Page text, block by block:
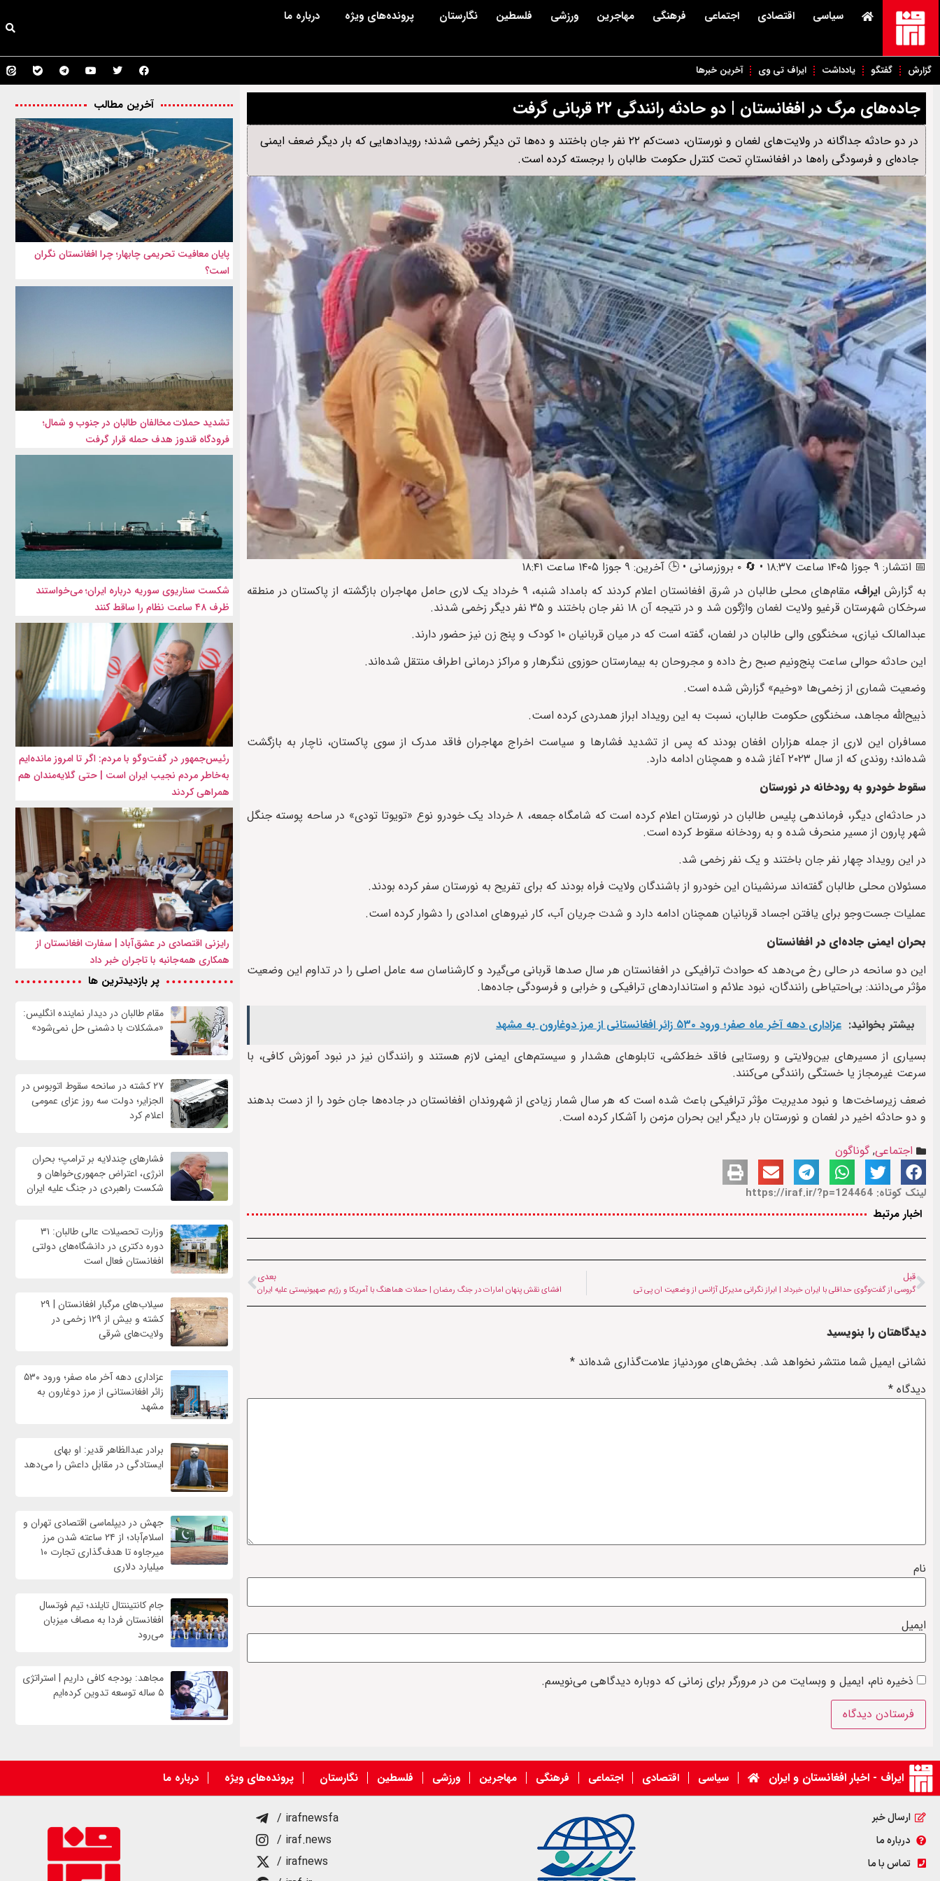
سیاسی اقتصادی اجتماعی فرهنگی مهاجرین ورزشی فلسطین نگارستان پرونده‌های ویژه درباره ما
گزارش گفتگو یادداشت ایراف تی وی آخرین خبرها
جاده‌های مرگ در افغانستان | دو حادثه رانندگی ۲۲ قربانی گرفت
در دو حادثه جداگانه در ولایت‌های لغمان و نورستان، دست‌کم ۲۲ نفر جان باختند و ده‌ها تن دیگر زخمی شدند؛ رویدادهایی که بار دیگر ضعف ایمنی
جاده‌ای و فرسودگی راه‌ها در افغانستانِ تحت کنترل حکومت طالبان را برجسته کرده است.
📅 انتشار: ۹ جوزا ۱۴۰۵ ساعت ۱۸:۳۷ • 🔄 ۰ بروزرسانی • 🕒 آخرین: ۹ جوزا ۱۴۰۵ ساعت ۱۸:۴۱
به گزارشایراف،
مقام‌های محلی طالبان در شرق افغانستان اعلام کردند که بامداد شنبه، ۹ خرداد یک لاری حامل مهاجران بازگشته از پاکستان در منطقه
سرخکان شهرستان قرغیو ولایت لغمان واژگون شد و در نتیجه آن ۱۸ نفر جان باختند و ۳۵ نفر دیگر زخمی شدند.
عبدالمالک نیازی، سخنگوی والی طالبان در لغمان، گفته است که در میان قربانیان ۱۰ کودک و پنج زن نیز حضور دارند.
این حادثه حوالی ساعت پنج‌ونیم صبح رخ داده و مجروحان به بیمارستان حوزوی ننگرهار و مراکز درمانی اطراف منتقل شده‌اند.
وضعیت شماری از زخمی‌ها «وخیم» گزارش شده است.
ذبیح‌الله مجاهد، سخنگوی حکومت طالبان، نسبت به این رویداد ابراز همدردی کرده است.
مسافران این لاری از جمله هزاران افغان بودند که پس از تشدید فشارها و سیاست اخراج مهاجران فاقد مدرک از سوی پاکستان، ناچار به بازگشت
شده‌اند؛ روندی که از سال ۲۰۲۳ آغاز شده و همچنان ادامه دارد.
سقوط خودرو به رودخانه در نورستان
در حادثه‌ای دیگر، فرماندهی پلیس طالبان در نورستان اعلام کرده است که شامگاه جمعه، ۸ خرداد یک خودرو نوع «تویوتا تودی» در ساحه پوسته جنگل
شهر پارون از مسیر منحرف شده و به رودخانه سقوط کرده است.
در این رویداد چهار نفر جان باختند و یک نفر زخمی شد.
مسئولان محلی طالبان گفته‌اند سرنشینان این خودرو از باشندگان ولایت فراه بودند که برای تفریح به نورستان سفر کرده بودند.
عملیات جست‌وجو برای یافتن اجساد قربانیان همچنان ادامه دارد و شدت جریان آب، کار نیروهای امدادی را دشوار کرده است.
بحران ایمنی جاده‌ای در افغانستان
این دو سانحه در حالی رخ می‌دهد که حوادث ترافیکی در افغانستان هر سال صدها قربانی می‌گیرد و کارشناسان سه عامل اصلی را در تداوم این وضعیت
مؤثر می‌دانند: بی‌احتیاطی رانندگان، نبود علائم و استانداردهای ترافیکی و خرابی و فرسودگی جاده‌ها.
بیشتر بخوانید: عزاداری دهه آخر ماه صفر؛ ورود ۵۳۰ زائر افغانستانی از مرز دوغارون به مشهد
بسیاری از مسیرهای بین‌ولایتی و روستایی فاقد خط‌کشی، تابلوهای هشدار و سیستم‌های ایمنی لازم هستند و رانندگان نیز در نبود آموزش کافی، با
سرعت غیرمجاز یا خستگی رانندگی می‌کنند.
ضعف زیرساخت‌ها و نبود مدیریت مؤثر ترافیکی باعث شده است که هر سال شمار زیادی از شهروندان افغانستان در جاده‌ها جان خود را از دست بدهند
و دو حادثه اخیر در لغمان و نورستان بار دیگر این بحران مزمن را آشکار کرده است.
اجتماعی,گوناگون
لینک کوتاه: https://iraf.ir/?p=124464
اخبار مرتبط
قبل
گروسی از گفت‌وگوی حداقلی با ایران خبرداد | ابراز نگرانی مدیرکل آژانس از وضعیت ان پی تی
بعدی
افشای نقش پنهان امارات در جنگ رمضان | حملات هماهنگ با آمریکا و رژیم صهیونیستی علیه ایران
دیدگاهتان را بنویسید
نشانی ایمیل شما منتشر نخواهد شد. بخش‌های موردنیاز علامت‌گذاری شده‌اند *
دیدگاه *
نام
ایمیل
ذخیره نام، ایمیل و وبسایت من در مرورگر برای زمانی که دوباره دیدگاهی می‌نویسم.
آخرین مطالب
پایان معافیت تحریمی‌ چابهار؛ چرا افغانستان نگران
است؟
تشدید حملات مخالفان طالبان در جنوب و شمال؛
فرودگاه قندوز هدف حمله قرار گرفت
شکست سناریوی سوریه درباره ایران؛ می‌خواستند
ظرف ۴۸ ساعت نظام را ساقط کنند
رئیس‌جمهور در گفت‌وگو با مردم: اگر تا امروز مانده‌ایم
به‌خاطر مردم نجیب ایران است | حتی گلایه‌مندان هم
همراهی کردند
رایزنی اقتصادی در عشق‌آباد | سفارت افغانستان از
همکاری همه‌جانبه با تاجران خبر داد
پر بازدیدترین ها
مقام طالبان در دیدار نماینده انگلیس:
«مشکلات با دشمنی حل نمی‌شود»
۲۷ کشته در سانحه سقوط اتوبوس در
الجزایر؛ دولت سه روز عزای عمومی
اعلام کرد
فشارهای چندلایه بر ترامپ؛ بحران
انرژی، اعتراض جمهوری‌خواهان و
شکست راهبردی در جنگ علیه ایران
وزارت تحصیلات عالی طالبان: ۳۱
دوره دکتری در دانشگاه‌های دولتی
افغانستان فعال است
سیلاب‌های مرگبار افغانستان | ۲۹
کشته و بیش از ۱۲۹ زخمی در
ولایت‌های شرقی
عزاداری دهه آخر ماه صفر؛ ورود ۵۳۰
زائر افغانستانی از مرز دوغارون به
مشهد
برادر عبدالظاهر قدیر: او بهای
ایستادگی در مقابل داعش را می‌دهد
جهش در دیپلماسی اقتصادی تهران و
اسلام‌آباد؛ از ۲۴ ساعته شدن مرز
میرجاوه تا هدف‌گذاری تجارت ۱۰
میلیارد دلاری
جام کانتیننتال تایلند؛ تیم فوتسال
افغانستان فردا به مصاف میزبان
می‌رود
مجاهد: بودجه کافی داریم | استراتژی
۵ ساله توسعه تدوین کرده‌ایم
ایراف - اخبار افغانستان و ایران سیاسی اقتصادی اجتماعی فرهنگی مهاجرین ورزشی فلسطین نگارستان پرونده‌های ویژه درباره ما
ارسال خبر
درباره ما
تماس با ما
/ irafnewsfa
/ iraf.news
/ irafnews